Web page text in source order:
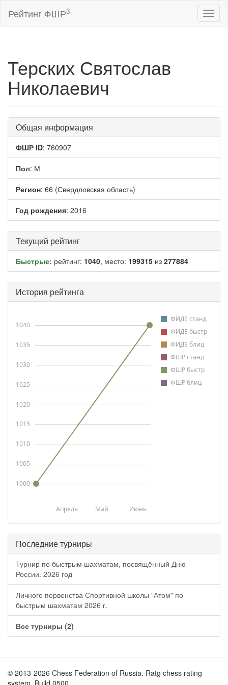
Рейтинг ФШРβ
Терских Святослав
Николаевич
Общая информация
ФШР ID: 760907
Пол: М
Регион: 66 (Свердловская область)
Год рождения: 2016
Текущий рейтинг
Быстрые: рейтинг: 1040, место: 199315 из 277884
История рейтинга
ФИДЕ станд
ФИДЕ быстр
ФИДЕ блиц
ФШР станд
ФШР быстр
ФШР блиц
Апрель Май Июнь
1000
1005
1010
1015
1020
1025
1030
1035
1040
Последние турниры
Турнир по быстрым шахматам, посвящённый Дню
России. 2026 год
Личного первенства Спортивной школы "Атом" по
быстрым шахматам 2026 г.
Все турниры (2)
© 2013-2026 Chess Federation of Russia. Ratg chess rating
system. Build 0500